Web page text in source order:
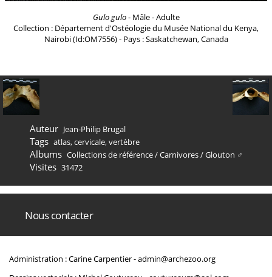
Gulo gulo- Mâle - Adulte
Collection : Département d'Ostéologie du Musée National du Kenya,
Nairobi (Id:OM7556) - Pays : Saskatchewan, Canada
Auteur Jean-Philip Brugal
Tags atlas,cervicale,vertèbre
Albums Collections de référence/Carnivores/Glouton ♂
Visites 31472
Nous contacter
Administration : Carine Carpentier -admin@archezoo.org